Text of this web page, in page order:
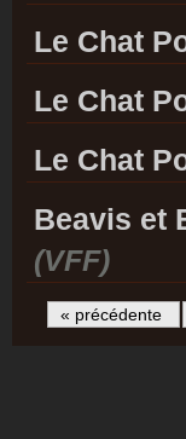
Le Chat
Le Chat
Le Chat
Beavis et
(VFF)
« précédente